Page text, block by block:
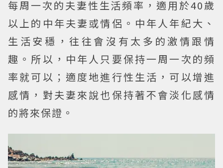
每周一次的夫妻性生活頻率，適用於40歲
以上的中年夫妻或情侶。中年人年紀大、
生活安穩，往往會沒有太多的激情跟情
趣。所以，中年人只要保持一周一次的頻
率就可以；適度地進行性生活，可以增進
感情，對夫妻來說也保持著不會淡化感情
的將來保證。